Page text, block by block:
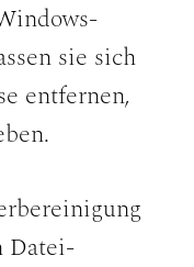
sie sich
entfernen,
Datei-